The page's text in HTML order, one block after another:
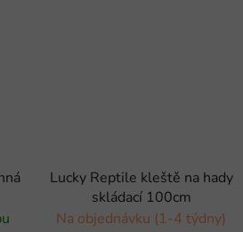
Lucky Reptile kleště na hady
skládací 100cm
Na objednávku (1-4 týdny)